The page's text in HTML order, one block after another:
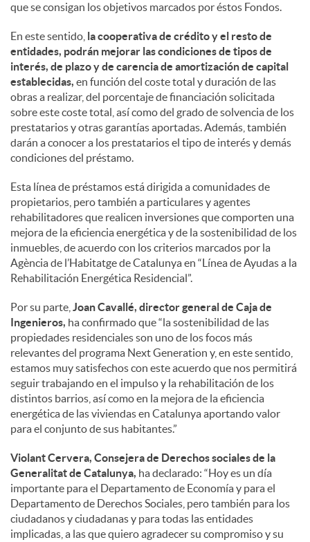
que se consigan los objetivos marcados por éstos Fondos.
En este sentido, la cooperativa de crédito y el resto de
entidades, podrán mejorar las condiciones de tipos de
interés, de plazo y de carencia de amortización de capital
establecidas, en función del coste total y duración de las
obras a realizar, del porcentaje de financiación solicitada
sobre este coste total, así como del grado de solvencia de los
prestatarios y otras garantías aportadas. Además, también
darán a conocer a los prestatarios el tipo de interés y demás
condiciones del préstamo.
Esta línea de préstamos está dirigida a comunidades de
propietarios, pero también a particulares y agentes
rehabilitadores que realicen inversiones que comporten una
mejora de la eficiencia energética y de la sostenibilidad de los
inmuebles, de acuerdo con los criterios marcados por la
Agència de l’Habitatge de Catalunya en “Línea de Ayudas a la
Rehabilitación Energética Residencial”.
Por su parte, Joan Cavallé, director general de Caja de
Ingenieros, ha confirmado que “la sostenibilidad de las
propiedades residenciales son uno de los focos más
relevantes del programa Next Generation y, en este sentido,
estamos muy satisfechos con este acuerdo que nos permitirá
seguir trabajando en el impulso y la rehabilitación de los
distintos barrios, así como en la mejora de la eficiencia
energética de las viviendas en Catalunya aportando valor
para el conjunto de sus habitantes.”
Violant Cervera, Consejera de Derechos sociales de la
Generalitat de Catalunya, ha declarado: “Hoy es un día
importante para el Departamento de Economía y para el
Departamento de Derechos Sociales, pero también para los
ciudadanos y ciudadanas y para todas las entidades
implicadas, a las que quiero agradecer su compromiso y su